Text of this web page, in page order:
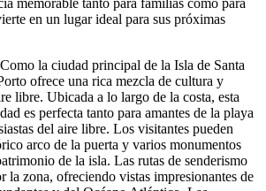
en un lugar ideal para sus próximas
Como la ciudad principal de la Isla de Santa
ofrece una rica mezcla de cultura y
libre. Ubicada a lo largo de la costa, esta
es perfecta tanto para amantes de la playa
del aire libre. Los visitantes pueden
arco de la puerta y varios monumentos
de la isla. Las rutas de senderismo
la zona, ofreciendo vistas impresionantes de